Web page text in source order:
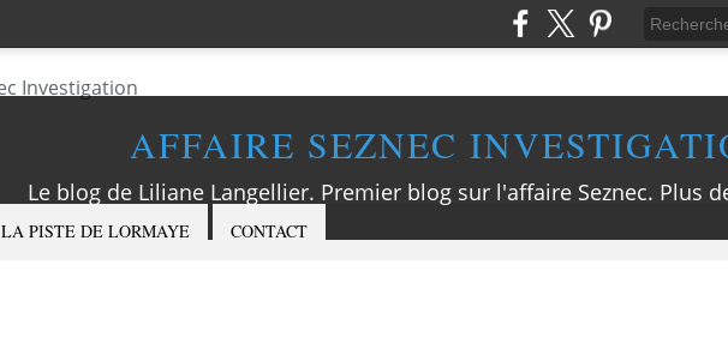
AFFAIRE SEZNEC
Le blog de Liliane Langellier. Premier blog sur l'affaire Seznec. Plus
LA PISTE DE LORMAYE CONTACT